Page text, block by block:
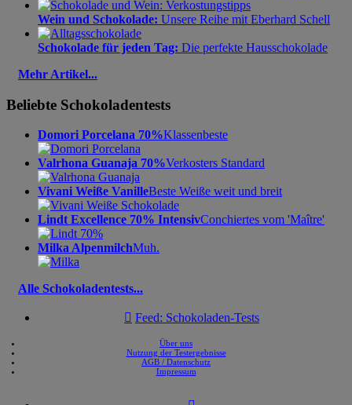
Wein und Schokolade: Unsere Reihe mit Eberhard Schell
Schokolade für jeden Tag: Die perfekte Hausschokolade
Mehr Artikel...
Beliebte Schokoladentests
Domori Porcelana 70%Klassenbeste
Valrhona Guanaja 70%Verkosters Standard
Vivani Weiße VanilleBeste Weiße weit und breit
Lindt Excellence 70% IntensivConchiertes vom 'Maître'
Milka AlpenmilchMuh.
Alle Schokoladentests...
 Feed: Schokoladen-Tests
Über uns
Nutzung der Testergebnisse
AGB / Datenschutz
Impressum